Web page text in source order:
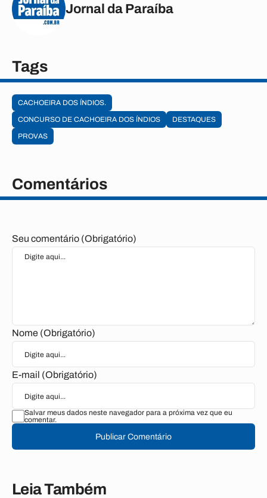
Jornal da Paraíba
Tags
CACHOEIRA DOS ÍNDIOS.
CONCURSO DE CACHOEIRA DOS ÍNDIOS
DESTAQUES
PROVAS
Comentários
Seu comentário (Obrigatório)
Nome (Obrigatório)
E-mail (Obrigatório)
Salvar meus dados neste navegador para a próxima vez que eu
comentar.
Publicar Comentário
Leia Também